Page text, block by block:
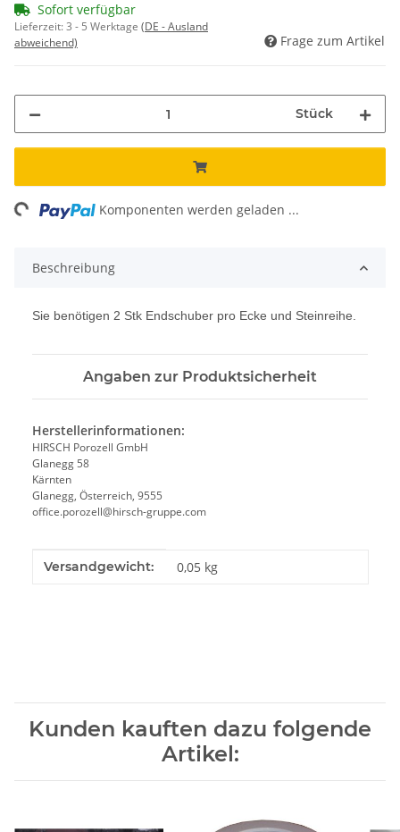
Sofort verfügbar
Lieferzeit:3 - 5 Werktage (DE - Ausland
abweichend)
Frage zum Artikel
Stück
Komponenten werden geladen ...
Beschreibung
Sie benötigen 2 Stk Endschuber pro Ecke und Steinreihe.
Angaben zur Produktsicherheit
Herstellerinformationen:
HIRSCH Porozell GmbH
Glanegg 58
Kärnten
Glanegg, Österreich, 9555
office.porozell@hirsch-gruppe.com
Produkteigenschaft
Wert
Versandgewicht: 0,05 kg
Kunden kauften dazu folgende
Artikel: